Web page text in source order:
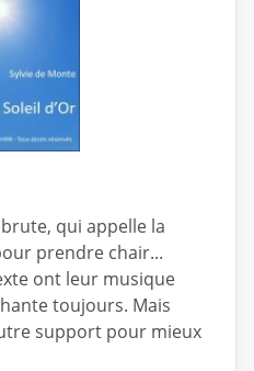
qui appelle la
prendre chair...
ont leur musique
toujours. Mais
support pour mieux